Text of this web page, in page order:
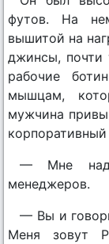
футов. На
вышитой на
джинсы, почти
рабочие
мышцам,
мужчина
— Мне
менеджеров.
— Вы и
Меня зовут